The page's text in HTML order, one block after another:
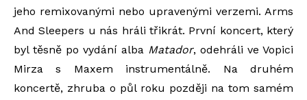
jeho remixovanými nebo upravenými verzemi. Arms
And Sleepers u nás hráli třikrát. První koncert, který
byl těsně po vydání alba Matador, odehráli ve Vopici
Mirza s Maxem instrumentálně. Na druhém
koncertě, zhruba o půl roku později na tom samém